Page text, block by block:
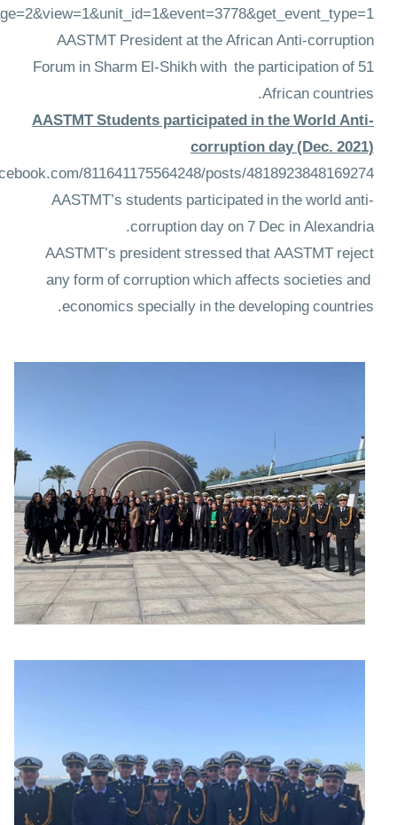
AASTMT President at the African Anti-corruption
Forum in Sharm El-Shikh with the participation of 51
African countries.
AASTMT Students participated in the World Anti-
corruption day (Dec. 2021)
811641175564248/posts/4818923848169274/
AASTMT’s students participated in the world anti-
corruption day on 7 Dec in Alexandria.
AASTMT’s president stressed that AASTMT reject
any form of corruption which affects societies and
economics specially in the developing countries.